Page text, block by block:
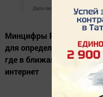
Минцифры России
для определения
где в ближайшее время
интернет